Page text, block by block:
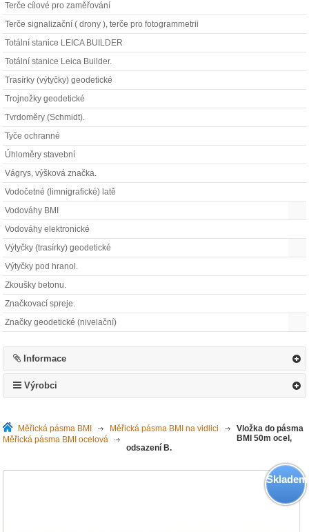
Terče cílové pro zaměřování
Terče signalizační ( drony ), terče pro fotogrammetrii
Totální stanice LEICA BUILDER
Totální stanice Leica Builder.
Trasírky (výtyčky) geodetické
Trojnožky geodetické
Tvrdoměry (Schmidt).
Tyče ochranné
Úhloměry stavební
Vágrys, výšková značka.
Vodočetné (limnigrafické) latě
Vodováhy BMI
Vodováhy elektronické
Výtyčky (trasírky) geodetické
Výtyčky pod hranol.
Zkoušky betonu.
Značkovací spreje.
Značky geodetické (nivelační)
Informace
Výrobci
Měřická pásma BMI >Měřická pásma BMI na vidlici
>
Měřická pásma BMI ocelová
Vložka do pásma
BMI 50m ocel,
odsazení B.
Skladem